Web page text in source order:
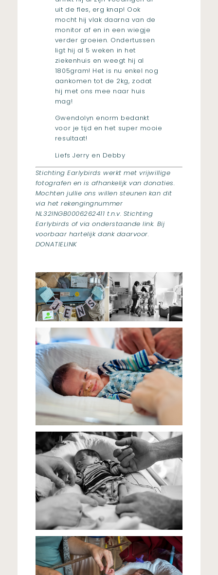
uit de fles, erg knap! Ook
mocht hij vlak daarna van de
monitor af en in een wiegje
verder groeien. Ondertussen
ligt hij al 5 weken in het
ziekenhuis en weegt hij al
1805gram! Het is nu enkel nog
aankomen tot de 2kg, zodat
hij met ons mee naar huis
mag!
Gwendolyn enorm bedankt
voor je tijd en het super mooie
resultaat!
Liefs Jerry en Debby
Stichting Earlybirds werkt met vrijwillige
fotografen en is afhankelijk van donaties.
Mochten jullie ons willen steunen kan dit
via het rekengingnummer
NL32INGB0006262411 t.n.v. Stichting
Earlybirds of via onderstaande link. Bij
voorbaar hartelijk dank daarvoor.
DONATIELINK